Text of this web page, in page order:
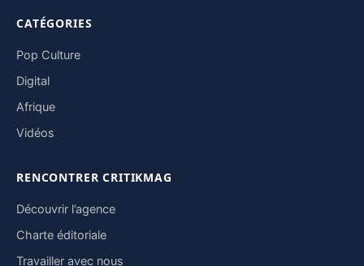
CATÉGORIES
Pop Culture
Digital
Afrique
Vidéos
RENCONTRER CRITIKMAG
Découvrir l’agence
Charte éditoriale
Travailler avec nous